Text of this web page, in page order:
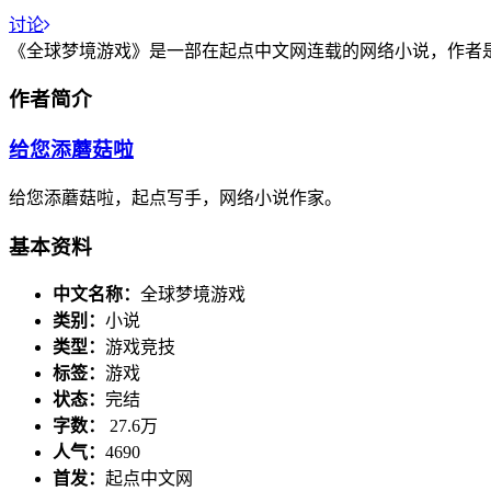
讨论
《全球梦境游戏》是一部在起点中文网连载的网络小说，作者
作者简介
给您添蘑菇啦
给您添蘑菇啦，起点写手，网络小说作家。
基本资料
中文名称： 全球梦境游戏
类别： 小说
类型： 游戏竞技
标签： 游戏
状态： 完结
字数： 27.6万
人气： 4690
首发： 起点中文网